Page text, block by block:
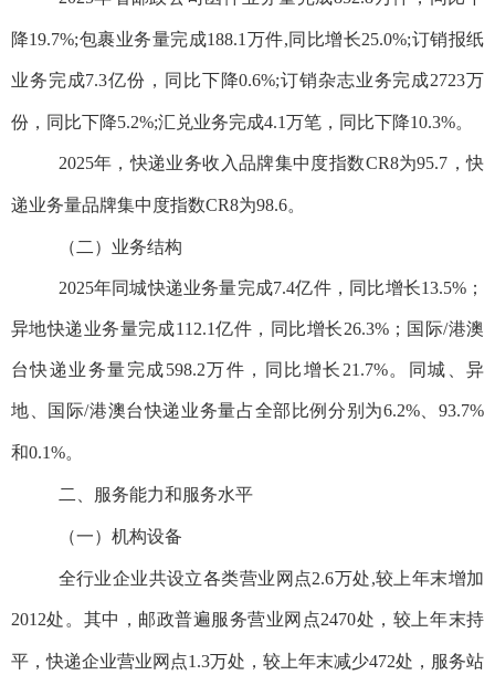
降19.7%;包裹业务量完成188.1 万件,同比增长25.0%;订销报纸
业务完成7.3亿份，同比下降0.6%;订销杂志业务完成2723万
份，同比下降5.2%;汇兑业务完成4.1万笔，同比下降10.3%。
2025年，快递业务收入品牌集中度指数CR8为95.7，快
递业务量品牌集中度指数CR8为98.6。
（二）业务结构
2025年 同城快递业务量完成7.4亿件，同比增长13.5%；
异地快递业务量完成112.1亿件，同比增长26.3%；国际/港澳
台快递业务量完成598.2万 件，同比增长21.7%。同城、异
地、国际/港澳台快递业务量占全部比例分别为6.2%、93.7%
和0.1%。
二、服务能力和服务水平
（一）机构设备
全行业企业共设立各类营业网点2.6万处,较上年末增加
2012处。其中，邮政普遍服务营业网点2470处， 较上年末持
平，快递企业营业网点1.3万处，较上年末减少472处， 服务站